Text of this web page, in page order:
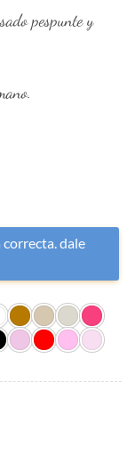
pespunte y
dale